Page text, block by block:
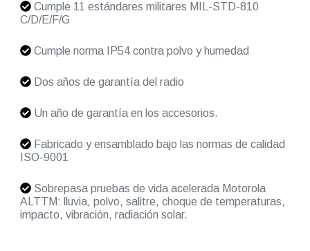
Cumple 11 estándares militares MIL-STD-810
C/D/E/F/G
Cumple norma IP54 contra polvo y humedad
Dos años de garantía del radio
Un año de garantía en los accesorios.
Fabricado y ensamblado bajo las normas de calidad
ISO-9001
Sobrepasa pruebas de vida acelerada Motorola
ALTTM: lluvia, polvo, salitre, choque de temperaturas,
impacto, vibración, radiación solar.